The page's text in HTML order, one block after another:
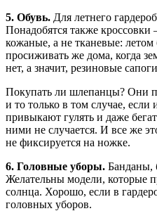
5. Обувь. Для летнего
Понадобятся также
кожаные, а не тканевые:
просиживать же дома, когда
нет, а значит, резиновые
Покупать ли шлепанцы? Они
и то только в том случае,
привыкают гулять и даже
ними не случается. И все же
не фиксируется на ножке.
6. Головные уборы. Банданы,
Желательны модели, которые
солнца. Хорошо, если в
головных уборов.